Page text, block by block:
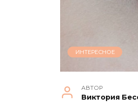
ИНТЕРЕСНОЕ
АВТОР
Виктория